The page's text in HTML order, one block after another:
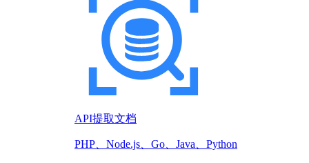
API提取文档
PHP、Node.js、Go、Java、Python